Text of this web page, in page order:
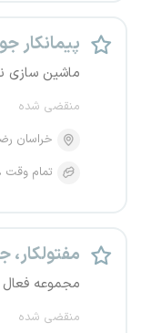
پیمانکار
ماشین سازی
منقضی شده
خراسان
تمام وقت
مفتولکار،
مجموعه فعال
منقضی شده